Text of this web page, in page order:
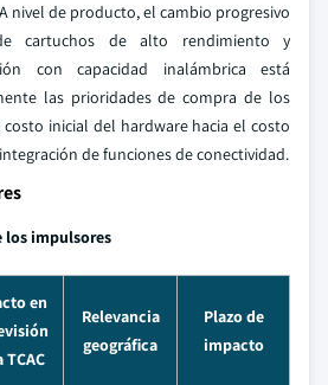
nivel de producto, el cambio progresivo
cartuchos de alto rendimiento y
con capacidad inalámbrica está
las prioridades de compra de los
inicial del hardware hacia el costo
de funciones de conectividad.
los impulsores
en
TCAC
Relevancia
geográfica
Plazo de
impacto